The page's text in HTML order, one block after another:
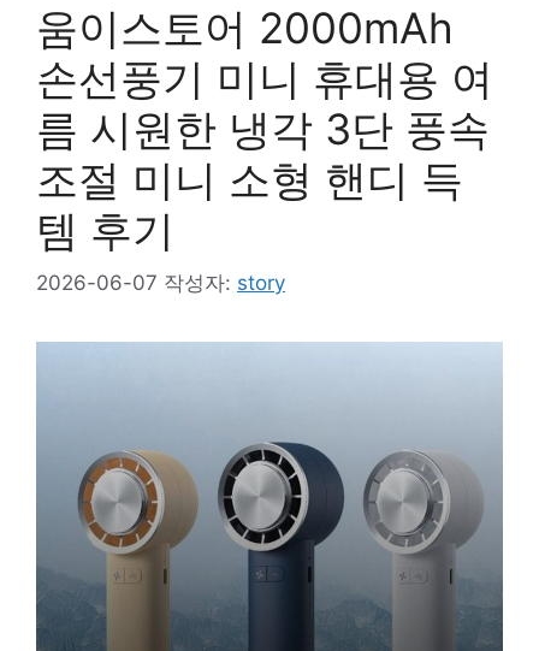
움이스토어 2000mAh
손선풍기 미니 휴대용 여
름 시원한 냉각 3단 풍속
조절 미니 소형 핸디 득
템 후기
2026-06-07 작성자: story